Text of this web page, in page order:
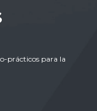
prácticos para la